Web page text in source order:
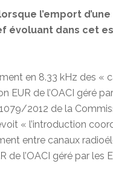
l’emport
évoluant dans cet
en 8.33 kHz des
EUR de l’OACI géré
2012 de la
« l’introduction
entre canaux
de l’OACI géré par